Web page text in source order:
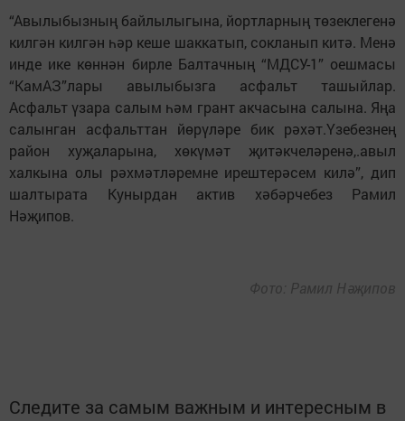
“Авылыбызның байлылыгына, йортларның төзеклегенә
килгән килгән һәр кеше шаккатып, сокланып китә. Менә
инде ике көннән бирле Балтачның “МДСУ-1” оешмасы
“КамАЗ”лары авылыбызга асфальт ташыйлар.
Асфальт үзара салым һәм грант акчасына салына. Яңа
салынган асфальттан йөрүләре бик рәхәт.Үзебезнең
район хуҗаларына, хөкүмәт җитәкчеләренә,.авыл
халкына олы рәхмәтләремне ирештерәсем килә”, дип
шалтырата Кунырдан актив хәбәрчебез Рамил
Нәҗипов.
Фото: Рамил Нәҗипов
Следите за самым важным и интересным в